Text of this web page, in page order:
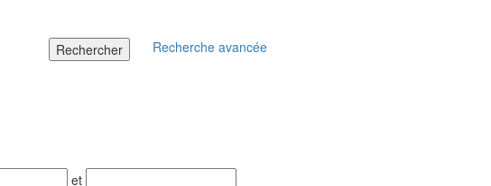
Rechercher Recherche avancée
et